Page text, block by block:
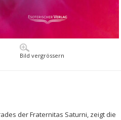
Bild vergrössern
der Fraternitas Saturni, zeigt die